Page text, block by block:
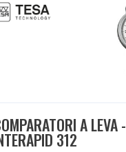
A LEVA -
312